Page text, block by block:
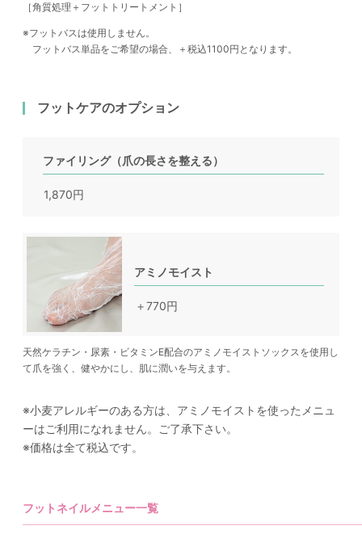
［角質処理＋フットトリートメント］
※フットバスは使用しません。
フットバス単品をご希望の場合、＋税込1100円となります。
フットケアのオプション
ファイリング（爪の長さを整える）
1,870円
アミノモイスト
＋770円
天然ケラチン・尿素・ビタミンE配合のアミノモイストソックスを使用し
て爪を強く、健やかにし、肌に潤いを与えます。
※小麦アレルギーのある方は、アミノモイストを使ったメニュ
ーはご利用になれません。ご了承下さい。
※価格は全て税込です。
フットネイルメニュー一覧